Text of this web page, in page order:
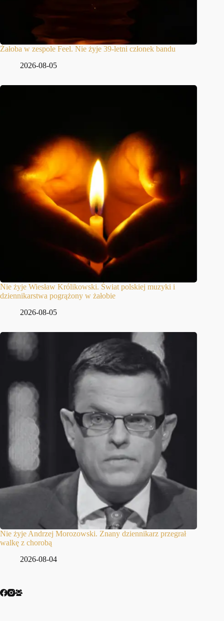
Żałoba w zespole Feel. Nie żyje 39-letni członek bandu
2026-08-05
Nie żyje Wiesław Królikowski. Świat polskiej muzyki i
dziennikarstwa pogrążony w żałobie
2026-08-05
Nie żyje Andrzej Morozowski. Znany dziennikarz przegrał
walkę z chorobą
2026-08-04